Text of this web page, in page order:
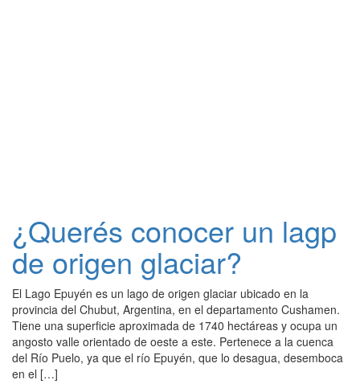
¿Querés conocer un lagp
de origen glaciar?
El Lago Epuyén es un lago de origen glaciar ubicado en la
provincia del Chubut, Argentina, en el departamento Cushamen.
Tiene una superficie aproximada de 1740 hectáreas y ocupa un
angosto valle orientado de oeste a este. Pertenece a la cuenca
del Río Puelo, ya que el río Epuyén, que lo desagua, desemboca
en el […]